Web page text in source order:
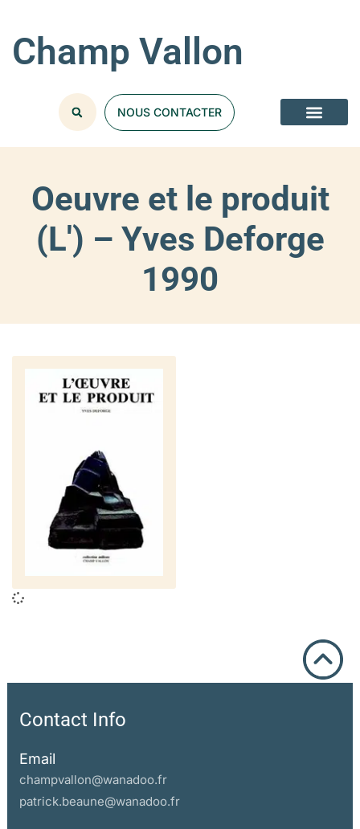
Champ Vallon
NOUS CONTACTER
Oeuvre et le produit
(L') – Yves Deforge
1990
Contact Info
Email
champvallon@wanadoo.fr
patrick.beaune@wanadoo.fr